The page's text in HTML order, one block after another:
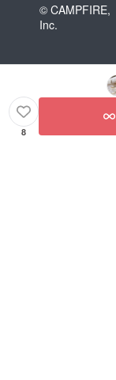
© CAMPFIRE,
Inc.
8